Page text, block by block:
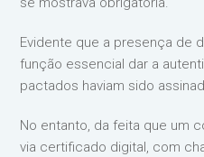
Evidente que a presença de
função essencial dar a
pactados haviam sido
No entanto, da feita que um
via certificado digital, com